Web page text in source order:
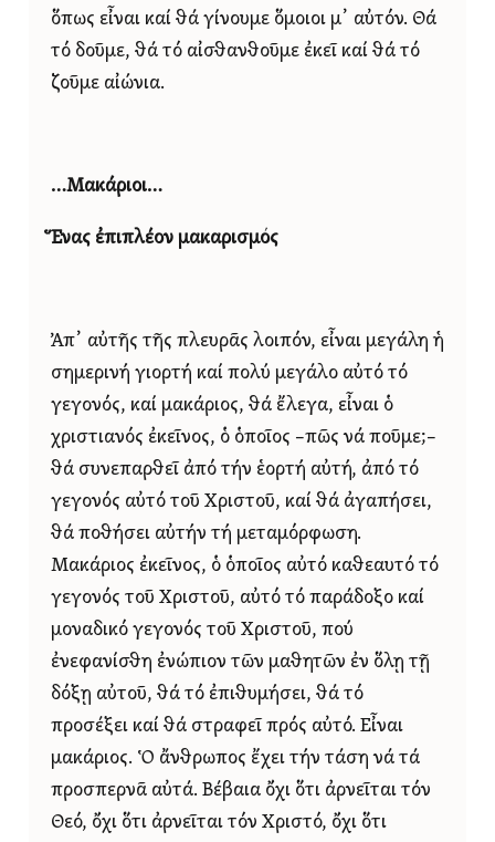
ὅπως εἶναι καί θά γίνουμε ὅμοιοι μ᾿ αὐτόν. Θά
τό δοῦμε, θά τό αἰσθανθοῦμε ἐκεῖ καί θά τό
ζοῦμε αἰώνια.
…Μακάριοι…
Ἕνας ἐπιπλέον μακαρισμός
Ἀπ᾿ αὐτῆς τῆς πλευρᾶς λοιπόν, εἶναι μεγάλη ἡ
σημερινή γιορτή καί πολύ μεγάλο αὐτό τό
γεγονός, καί μακάριος, θά ἔλεγα, εἶναι ὁ
χριστιανός ἐκεῖνος, ὁ ὁποῖος –πῶς νά ποῦμε;–
θά συνεπαρθεῖ ἀπό τήν ἑορτή αὐτή, ἀπό τό
γεγονός αὐτό τοῦ Χριστοῦ, καί θά ἀγαπήσει,
θά ποθήσει αὐτήν τή μεταμόρφωση.
Μακάριος ἐκεῖνος, ὁ ὁποῖος αὐτό καθεαυτό τό
γεγονός τοῦ Χριστοῦ, αὐτό τό παράδοξο καί
μοναδικό γεγονός τοῦ Χριστοῦ, πού
ἐνεφανίσθη ἐνώπιον τῶν μαθητῶν ἐν ὅλῃ τῇ
δόξῃ αὐτοῦ, θά τό ἐπιθυμήσει, θά τό
προσέξει καί θά στραφεῖ πρός αὐτό. Εἶναι
μακάριος. Ὁ ἄνθρωπος ἔχει τήν τάση νά τά
προσπερνᾶ αὐτά. Βέβαια ὄχι ὅτι ἀρνεῖται τόν
Θεό, ὄχι ὅτι ἀρνεῖται τόν Χριστό, ὄχι ὅτι